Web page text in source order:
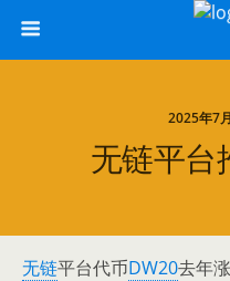
2025年7
无链平台
无链平台代币DW20去年